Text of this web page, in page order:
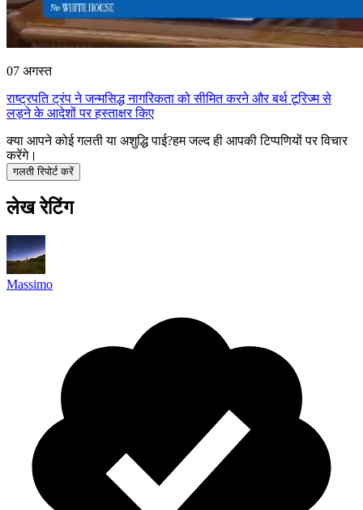
07 अगस्त
राष्ट्रपति ट्रंप ने जन्मसिद्ध नागरिकता को सीमित करने और बर्थ टूरिज्म से
लड़ने के आदेशों पर हस्ताक्षर किए
क्या आपने कोई गलती या अशुद्धि पाई?हम जल्द ही आपकी टिप्पणियों पर विचार
करेंगे।
गलती रिपोर्ट करें
लेख रेटिंग
Massimo